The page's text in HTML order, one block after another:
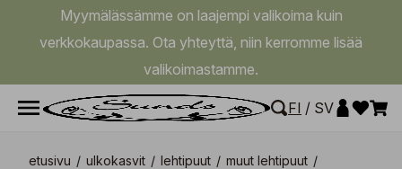
Myymälässämme on laajempi valikoima kuin
verkkokaupassa. Ota yhteyttä, niin kerromme lisää
valikoimastamme.
FI / SV
etusivu / ulkokasvit / lehtipuut / muut lehtipuut /